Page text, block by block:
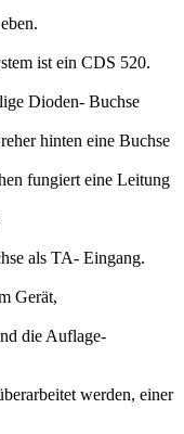
ist ein CDS 520.
Dioden- Buchse
hinten eine Buchse
fungiert eine Leitung
als TA- Eingang.
Gerät,
die Auflage-
werden, einer